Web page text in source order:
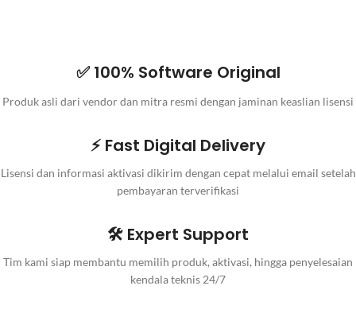
✅ 100% Software Original
Produk asli dari vendor dan mitra resmi dengan jaminan keaslian lisensi
⚡ Fast Digital Delivery
Lisensi dan informasi aktivasi dikirim dengan cepat melalui email setelah
pembayaran terverifikasi
🛠️ Expert Support
Tim kami siap membantu memilih produk, aktivasi, hingga penyelesaian
kendala teknis 24/7